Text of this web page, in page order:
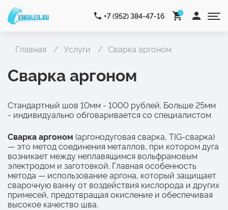
+7 (952) 384-47-16 0
Главная Услуги Сварка аргоном
Сварка аргоном
Стандартный шов 10мм - 1000 рублей. Больше 25мм
- индивидуально обговаривается со специалистом
Сварка аргоном (аргонодуговая сварка, TIG-сварка)
— это метод соединения металлов, при котором дуга
возникает между неплавящимся вольфрамовым
электродом и заготовкой. Главная особенность
метода — использование аргона, который защищает
сварочную ванну от воздействия кислорода и других
примесей, предотвращая окисление и обеспечивая
высокое качество шва.